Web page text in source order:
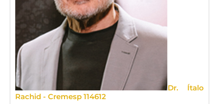
Dr. Ítalo
Rachid - Cremesp 114612